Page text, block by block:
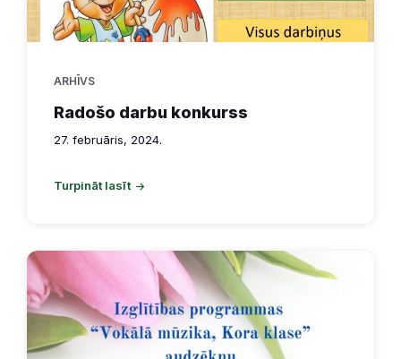
ARHĪVS
Radošo darbu konkurss
27. februāris, 2024.
Turpināt lasīt